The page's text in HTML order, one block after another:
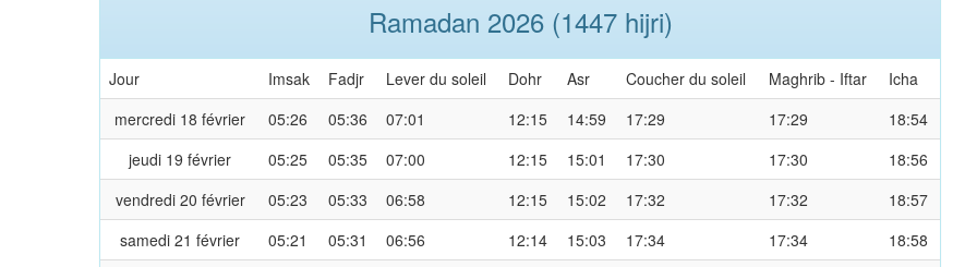
Ramadan 2026 (1447 hijri)
Jour Imsak Fadjr Lever du soleil Dohr Asr Coucher du soleil Maghrib - Iftar
Icha
mercredi 18 février
05:26 05:36 07:01 12:15 14:59 17:29 17:29
18:54
jeudi 19 février
05:25 05:35 07:00 12:15 15:01 17:30 17:30
18:56
vendredi 20 février
05:23 05:33 06:58 12:15 15:02 17:32 17:32
18:57
samedi 21 février
05:21 05:31 06:56 12:14 15:03 17:34 17:34
18:58